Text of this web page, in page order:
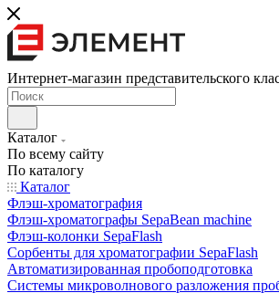
Интернет-магазин представительского
Каталог
По всему сайту
По каталогу
Каталог
Флэш-хроматография
Флэш-хроматографы SepaBean machine
Флэш-колонки SepaFlash
Сорбенты для хроматографии SepaFlash
Автоматизированная пробоподготовка
Системы микроволнового разложения